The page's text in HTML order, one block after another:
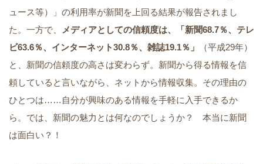
ュース等）」の利用率が新聞を上回る結果が報告されまし
た。一方で、
メディアとしての信頼度は、「新聞68.7％、テレ
ビ63.6％、インターネット30.8％、雑誌19.1％」
（平成29年）
と、新聞の信頼度の高さは変わらず。新聞から得る情報を信
頼していると言いながら、ネットから情報収集。その理由の
ひとつは……自分が興味のある情報を手軽に入手できるか
ら。では、新聞の魅力とは何なのでしょうか？ 本当に新聞
は面白い？！